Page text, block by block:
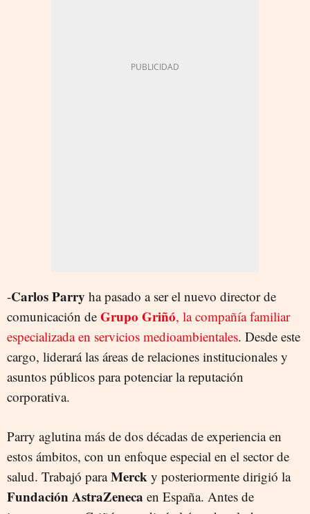
-Carlos Parry ha pasado a ser el nuevo director de
comunicación de Grupo Griñó, la compañía familiar
especializada en servicios medioambientales. Desde este
cargo, liderará las áreas de relaciones institucionales y
asuntos públicos para potenciar la reputación
corporativa.
Parry aglutina más de dos décadas de experiencia en
estos ámbitos, con un enfoque especial en el sector de
salud. Trabajó paraMerck y posteriormente dirigió la
Fundación AstraZeneca en España. Antes de